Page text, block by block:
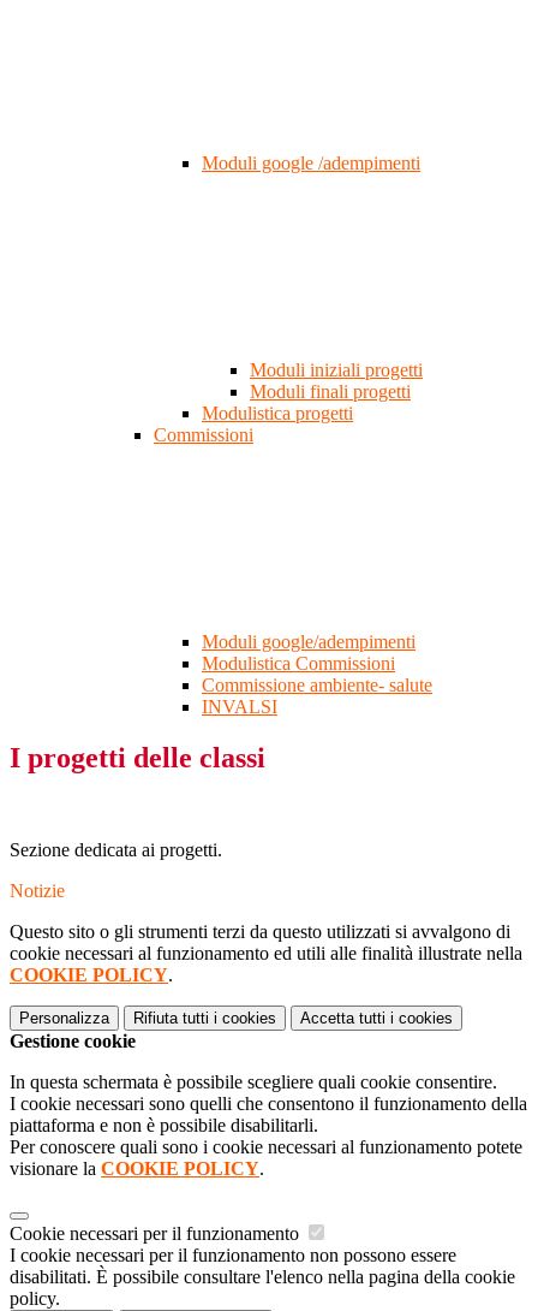
Moduli google /adempimenti
Moduli iniziali progetti
Moduli finali progetti
Modulistica progetti
Commissioni
Moduli google/adempimenti
Modulistica Commissioni
Commissione ambiente- salute
INVALSI
I progetti delle classi
Sezione dedicata ai progetti.
Notizie
Questo sito o gli strumenti terzi da questo utilizzati si avvalgono di
cookie necessari al funzionamento ed utili alle finalità illustrate nella
COOKIE POLICY.
Personalizza Rifiuta tutti i cookies Accetta tutti i cookies
Gestione cookie
In questa schermata è possibile scegliere quali cookie consentire.
I cookie necessari sono quelli che consentono il funzionamento della
piattaforma e non è possibile disabilitarli.
Per conoscere quali sono i cookie necessari al funzionamento potete
visionare la COOKIE POLICY.
Cookie necessari per il funzionamento
I cookie necessari per il funzionamento non possono essere
disabilitati. È possibile consultare l'elenco nella pagina della cookie
policy.